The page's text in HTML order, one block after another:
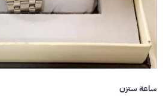
ساعة ستزن